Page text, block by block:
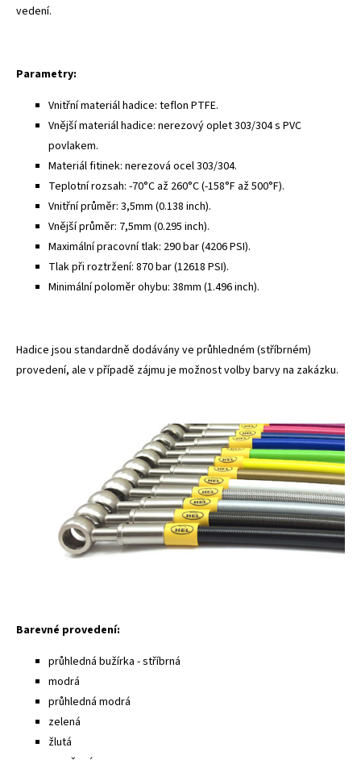
vedení.
Parametry:
Vnitřní materiál hadice: teflon PTFE.
Vnější materiál hadice: nerezový oplet 303/304 s PVC
povlakem.
Materiál fitinek: nerezová ocel 303/304.
Teplotní rozsah: -70°C až 260°C (-158°F až 500°F).
Vnitřní průměr: 3,5mm (0.138 inch).
Vnější průměr: 7,5mm (0.295 inch).
Maximální pracovní tlak: 290 bar (4206 PSI).
Tlak při roztržení: 870 bar (12618 PSI).
Minimální poloměr ohybu: 38mm (1.496 inch).
Hadice jsou standardně dodávány ve průhledném (stříbrném)
provedení, ale v případě zájmu je možnost volby barvy na zakázku.
Barevné provedení:
průhledná bužírka - stříbrná
modrá
průhledná modrá
zelená
žlutá